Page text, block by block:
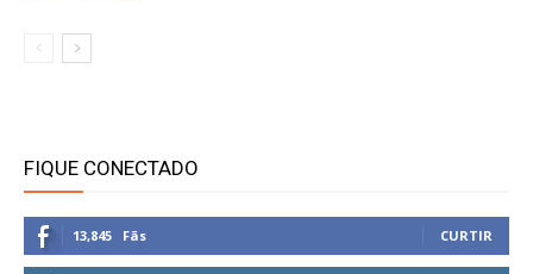
FIQUE CONECTADO
13,845 Fãs CURTIR